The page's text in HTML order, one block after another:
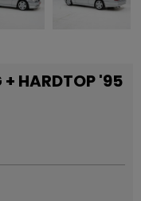
+ HARDTOP '95